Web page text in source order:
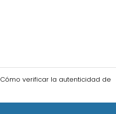
Cómo verificar la autenticidad de